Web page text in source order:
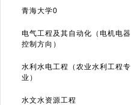
青海大学0
电气工程及其自动化（电机电器
控制方向）
水利水电工程（农业水利工程专
业）
水文水资源工程